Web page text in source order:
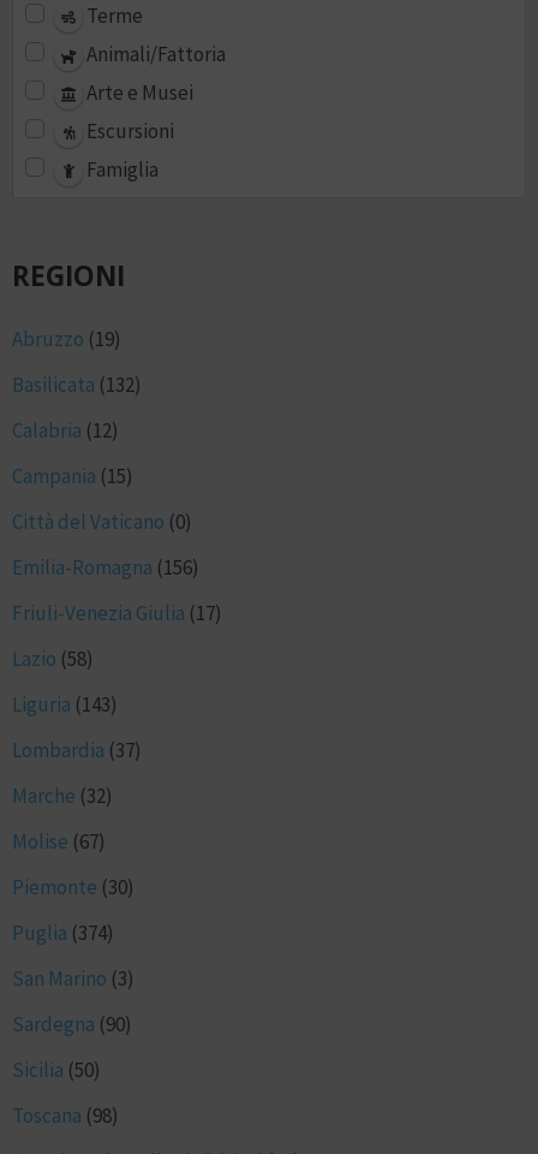
Terme
Animali/Fattoria
Arte e Musei
Escursioni
Famiglia
REGIONI
Abruzzo (19)
Basilicata (132)
Calabria (12)
Campania (15)
Città del Vaticano (0)
Emilia-Romagna (156)
Friuli-Venezia Giulia (17)
Lazio (58)
Liguria (143)
Lombardia (37)
Marche (32)
Molise (67)
Piemonte (30)
Puglia (374)
San Marino (3)
Sardegna (90)
Sicilia (50)
Toscana (98)